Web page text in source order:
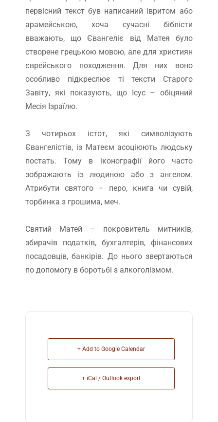
первісний текст був написаний івритом або
арамейською, хоча сучасні біблісти
вважають, що Євангеліє від Матея було
створене грецькою мовою, але для християн
єврейського походження. Для них воно
особливо підкреслює ті тексти Старого
Завіту, які показують, що Ісус – обіцяний
Месія Ізраїлю.
З чотирьох істот, які символізують
Євангелістів, із Матеєм асоціюють людську
постать. Тому в іконографії його часто
зображають із людиною або з ангелом.
Атрибути святого – перо, книга чи сувій,
торбинка з грошима, меч.
Святий Матей – покровитель митників,
збирачів податків, бухгалтерів, фінансових
посадовців, банкірів. До нього звертаються
по допомогу в боротьбі з алкоголізмом.
+ Add to Google Calendar
+ iCal / Outlook export